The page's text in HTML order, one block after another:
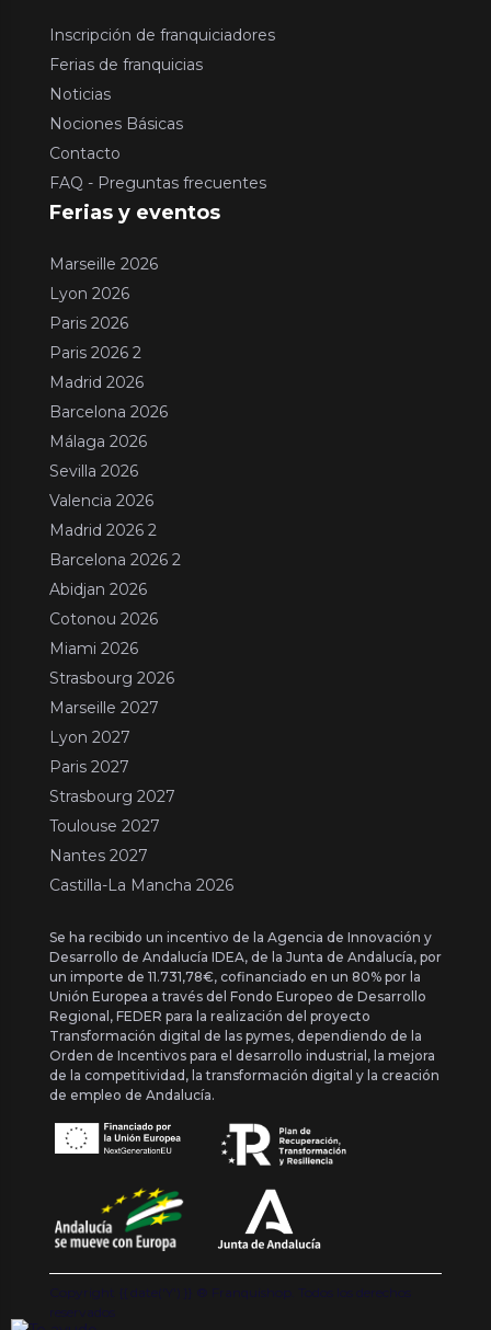
Inscripción de franquiciadores
Ferias de franquicias
Noticias
Nociones Básicas
Contacto
FAQ - Preguntas frecuentes
Ferias y eventos
Marseille 2026
Lyon 2026
Paris 2026
Paris 2026 2
Madrid 2026
Barcelona 2026
Málaga 2026
Sevilla 2026
Valencia 2026
Madrid 2026 2
Barcelona 2026 2
Abidjan 2026
Cotonou 2026
Miami 2026
Strasbourg 2026
Marseille 2027
Lyon 2027
Paris 2027
Strasbourg 2027
Toulouse 2027
Nantes 2027
Castilla-La Mancha 2026
Se ha recibido un incentivo de la Agencia de Innovación y
Desarrollo de Andalucía IDEA, de la Junta de Andalucía, por
un importe de 11.731,78€, cofinanciado en un 80% por la
Unión Europea a través del Fondo Europeo de Desarrollo
Regional, FEDER para la realización del proyecto
Transformación digital de las pymes, dependiendo de la
Orden de Incentivos para el desarrollo industrial, la mejora
de la competitividad, la transformación digital y la creación
de empleo de Andalucía.
Copyright {{ date('Y') }} ® Franquishop. Todos los derechos
reservados